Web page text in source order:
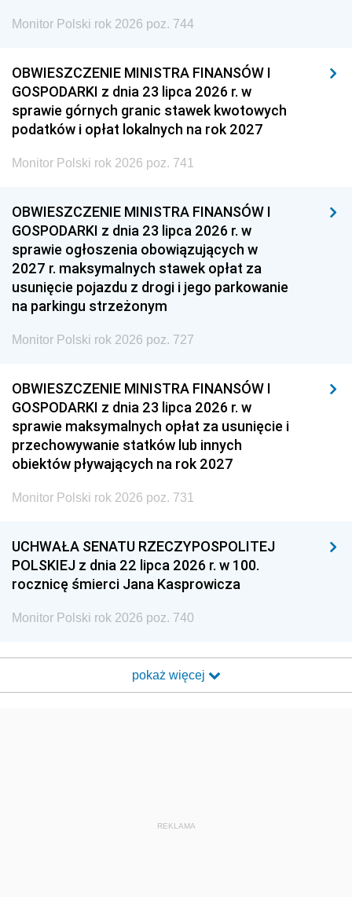
Monitor Polski rok 2026 poz. 744
OBWIESZCZENIE MINISTRA FINANSÓW I
GOSPODARKI z dnia 23 lipca 2026 r. w
sprawie górnych granic stawek kwotowych
podatków i opłat lokalnych na rok 2027
Monitor Polski rok 2026 poz. 741
OBWIESZCZENIE MINISTRA FINANSÓW I
GOSPODARKI z dnia 23 lipca 2026 r. w
sprawie ogłoszenia obowiązujących w
2027 r. maksymalnych stawek opłat za
usunięcie pojazdu z drogi i jego parkowanie
na parkingu strzeżonym
Monitor Polski rok 2026 poz. 727
OBWIESZCZENIE MINISTRA FINANSÓW I
GOSPODARKI z dnia 23 lipca 2026 r. w
sprawie maksymalnych opłat za usunięcie i
przechowywanie statków lub innych
obiektów pływających na rok 2027
Monitor Polski rok 2026 poz. 731
UCHWAŁA SENATU RZECZYPOSPOLITEJ
POLSKIEJ z dnia 22 lipca 2026 r. w 100.
rocznicę śmierci Jana Kasprowicza
Monitor Polski rok 2026 poz. 740
pokaż więcej
REKLAMA